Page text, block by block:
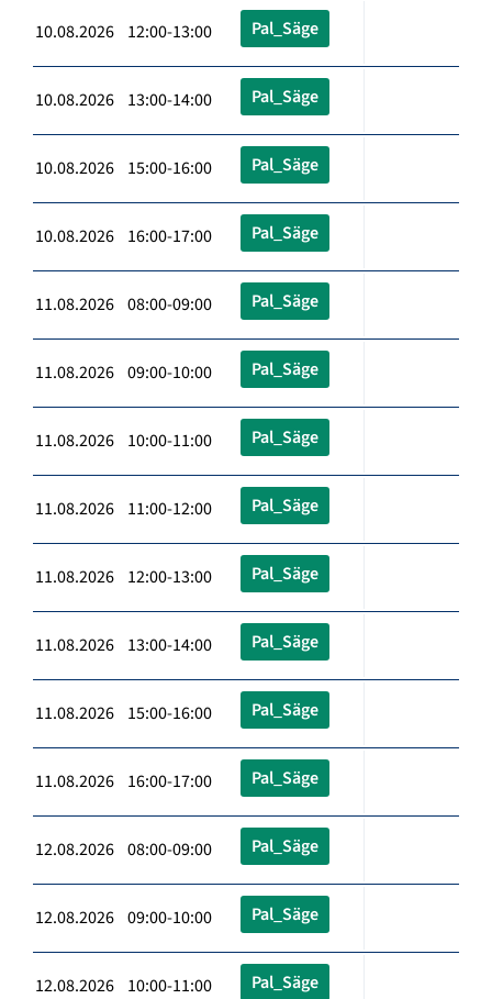
10.08.2026 12:00-13:00 Pal_Säge
10.08.2026 13:00-14:00 Pal_Säge
10.08.2026 15:00-16:00 Pal_Säge
10.08.2026 16:00-17:00 Pal_Säge
11.08.2026 08:00-09:00 Pal_Säge
11.08.2026 09:00-10:00 Pal_Säge
11.08.2026 10:00-11:00 Pal_Säge
11.08.2026 11:00-12:00 Pal_Säge
11.08.2026 12:00-13:00 Pal_Säge
11.08.2026 13:00-14:00 Pal_Säge
11.08.2026 15:00-16:00 Pal_Säge
11.08.2026 16:00-17:00 Pal_Säge
12.08.2026 08:00-09:00 Pal_Säge
12.08.2026 09:00-10:00 Pal_Säge
12.08.2026 10:00-11:00 Pal_Säge